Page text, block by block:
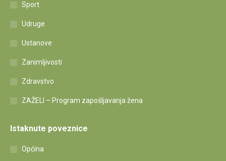
Sport
Udruge
Ustanove
Zanimljivosti
Zdravstvo
ZAŽELI – Program zapošljavanja žena
Istaknute poveznice
Općina